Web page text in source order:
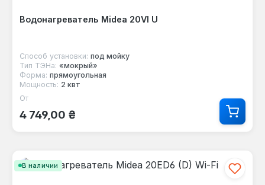
Водонагреватель Midea 20VI U
Способ установки: под мойку
Тип ТЭНа: «мокрый»
Форма: прямоугольная
Мощность: 2 квт
Обычная цена:
От
4 749,00 ₴
В наличии